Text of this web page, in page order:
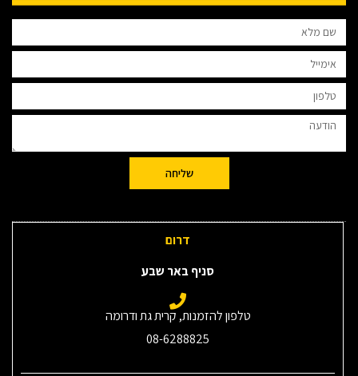
שליחה
דרום
סניף באר שבע
טלפון להזמנות, קרית גת ודרומה
08-6288825